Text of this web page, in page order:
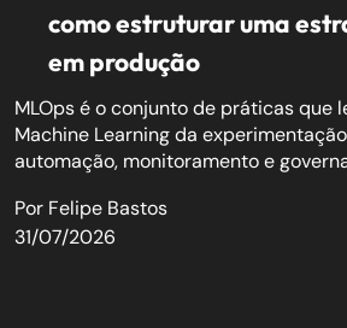
como estruturar uma
em produção
MLOps é o conjunto de práticas que
Machine Learning da
automação, monitoramento e
Por Felipe Bastos
31/07/2026